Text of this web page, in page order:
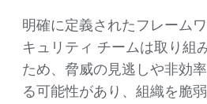
明確に定義されたフレーム
キュリティ チームは取り組
ため、脅威の見逃しや非効
る可能性があり、組織を脆